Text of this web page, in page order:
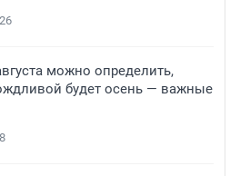
26
можно определить,
будет осень — важные
8